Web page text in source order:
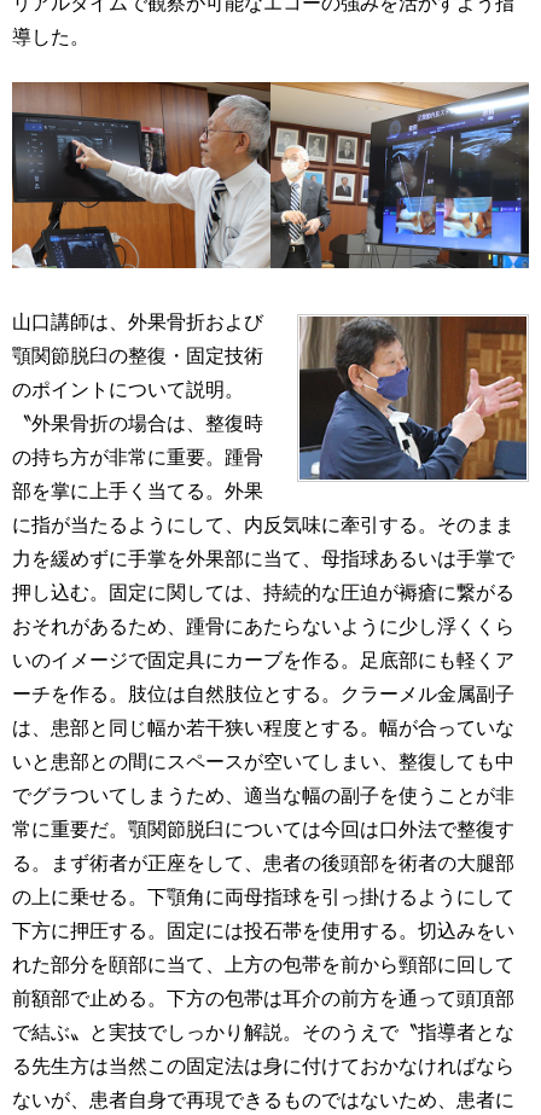
導した。
山口講師は、外果骨折および
顎関節脱臼の整復・固定技術
のポイントについて説明。
〝外果骨折の場合は、整復時
の持ち方が非常に重要。踵骨
部を掌に上手く当てる。外果
に指が当たるようにして、内反気味に牽引する。そのまま
力を緩めずに手掌を外果部に当て、母指球あるいは手掌で
押し込む。固定に関しては、持続的な圧迫が褥瘡に繋がる
おそれがあるため、踵骨にあたらないように少し浮くくら
いのイメージで固定具にカーブを作る。足底部にも軽くア
ーチを作る。肢位は自然肢位とする。クラーメル金属副子
は、患部と同じ幅か若干狭い程度とする。幅が合っていな
いと患部との間にスペースが空いてしまい、整復しても中
でグラついてしまうため、適当な幅の副子を使うことが非
常に重要だ。顎関節脱臼については今回は口外法で整復す
る。まず術者が正座をして、患者の後頭部を術者の大腿部
の上に乗せる。下顎角に両母指球を引っ掛けるようにして
下方に押圧する。固定には投石帯を使用する。切込みをい
れた部分を頤部に当て、上方の包帯を前から頸部に回して
前額部で止める。下方の包帯は耳介の前方を通って頭頂部
で結ぶ〟と実技でしっかり解説。そのうえで〝指導者とな
る先生方は当然この固定法は身に付けておかなければなら
ないが、患者自身で再現できるものではないため、患者に